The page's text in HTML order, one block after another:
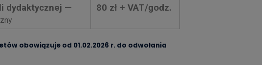
dydaktycznej —
80 zł + VAT/godz.
obowiązuje od 01.02.2026 r. do odwołania